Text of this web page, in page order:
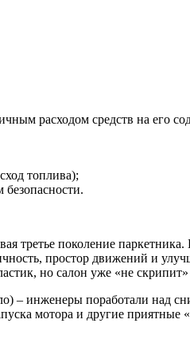
расходом средств на его
топлива);
третье поколение
простор движений и
но салон уже «не
– инженеры поработали над
мотора и другие